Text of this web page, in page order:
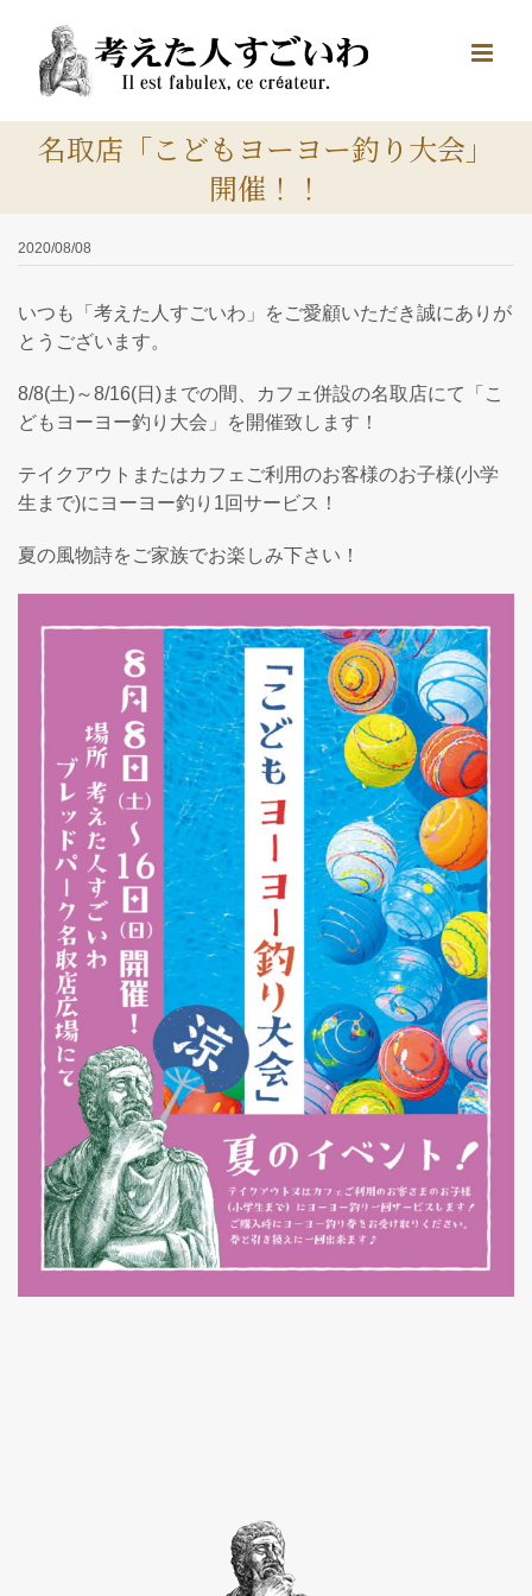
content
名取店「こどもヨーヨー釣り大会」
開催！！
2020/08/08
いつも「考えた人すごいわ」をご愛顧いただき誠にありが
とうございます。
8/8(土)～8/16(日)までの間、カフェ併設の名取店にて「こ
どもヨーヨー釣り大会」を開催致します！
テイクアウトまたはカフェご利用のお客様のお子様(小学
生まで)にヨーヨー釣り1回サービス！
夏の風物詩をご家族でお楽しみ下さい！